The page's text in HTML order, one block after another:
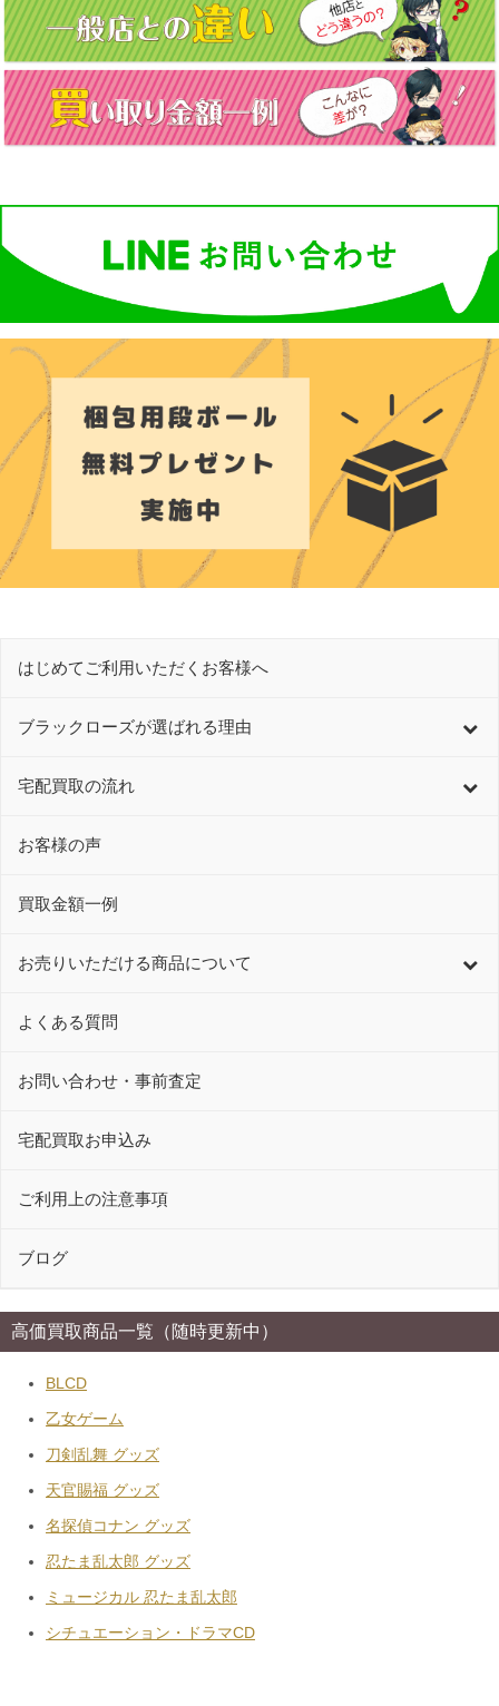
ー
シ
ョ
ン
はじめてご利用いただくお客様へ
ブラックローズが選ばれる理由
宅配買取の流れ
お客様の声
買取金額一例
お売りいただける商品について
よくある質問
お問い合わせ・事前査定
宅配買取お申込み
ご利用上の注意事項
ブログ
高価買取商品一覧（随時更新中）
BLCD
乙女ゲーム
刀剣乱舞 グッズ
天官賜福 グッズ
名探偵コナン グッズ
忍たま乱太郎 グッズ
ミュージカル 忍たま乱太郎
シチュエーション・ドラマCD